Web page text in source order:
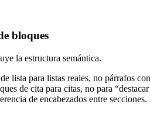
bloques
la estructura semántica.
lista para listas reales, no párrafos
de cita para citas, no para
de encabezados entre secciones.